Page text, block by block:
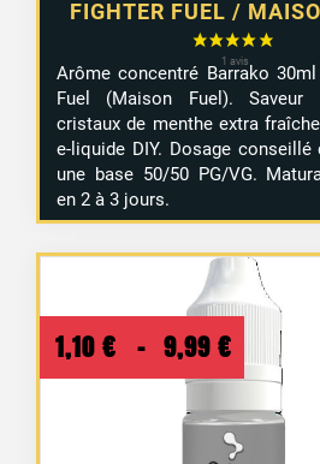
FIGHTER FUEL /
Arôme concentré Barrako
Fuel (Maison Fuel). Saveur
cristaux de menthe extra
e-liquide DIY. Dosage conseillé
une base 50/50 PG/VG.
en 2 à 3 jours.
1,10 € – 9,99 €
Plage
de
prix :